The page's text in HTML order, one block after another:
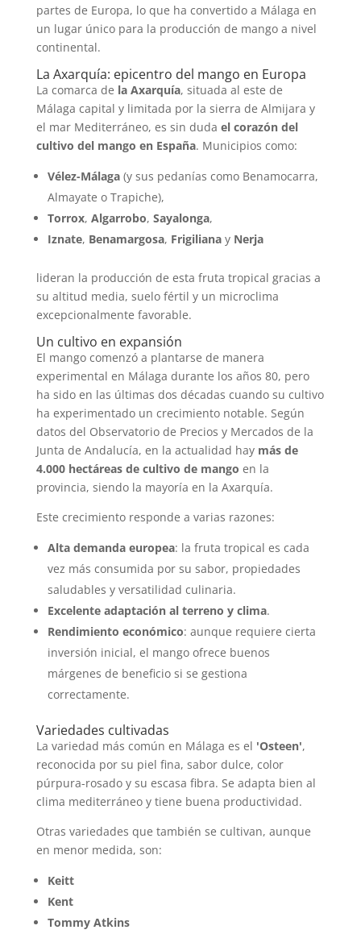
partes de Europa, lo que ha convertido a Málaga en
un lugar único para la producción de mango a nivel
continental.
La Axarquía: epicentro del mango en Europa
La comarca de la Axarquía, situada al este de
Málaga capital y limitada por la sierra de Almijara y
el mar Mediterráneo, es sin duda el corazón del
cultivo del mango en España. Municipios como:
Vélez-Málaga(y sus pedanías como Benamocarra,
Almayate o Trapiche),
Torrox, Algarrobo, Sayalonga,
Iznate, Benamargosa, Frigilianay Nerja
lideran la producción de esta fruta tropical gracias a
su altitud media, suelo fértil y un microclima
excepcionalmente favorable.
Un cultivo en expansión
El mango comenzó a plantarse de manera
experimental en Málaga durante los años 80, pero
ha sido en las últimas dos décadas cuando su cultivo
ha experimentado un crecimiento notable. Según
datos del Observatorio de Precios y Mercados de la
Junta de Andalucía, en la actualidad hay más de
4.000 hectáreas de cultivo de mango en la
provincia, siendo la mayoría en la Axarquía.
Este crecimiento responde a varias razones:
Alta demanda europea: la fruta tropical es cada
vez más consumida por su sabor, propiedades
saludables y versatilidad culinaria.
Excelente adaptación al terreno y clima.
Rendimiento económico: aunque requiere cierta
inversión inicial, el mango ofrece buenos
márgenes de beneficio si se gestiona
correctamente.
Variedades cultivadas
La variedad más común en Málaga es el 'Osteen',
reconocida por su piel fina, sabor dulce, color
púrpura-rosado y su escasa fibra. Se adapta bien al
clima mediterráneo y tiene buena productividad.
Otras variedades que también se cultivan, aunque
en menor medida, son:
Keitt
Kent
Tommy Atkins